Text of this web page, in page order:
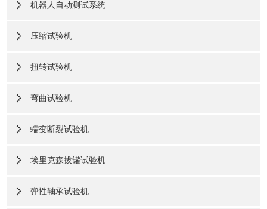
机器人自动测试系统
压缩试验机
扭转试验机
弯曲试验机
蠕变断裂试验机
埃里克森拔罐试验机
弹性轴承试验机